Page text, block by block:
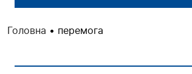
Головна • перемога